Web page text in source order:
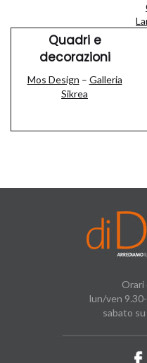
Quadri e
decorazioni
Mos Design – Galleria
Sikrea
Orari
lun/ven
sabato